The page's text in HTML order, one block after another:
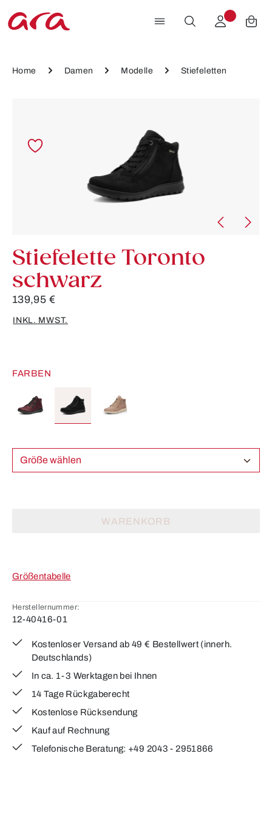
Zum Hauptinhalt springen
Home Damen Modelle Stiefeletten
Stiefelette Toronto
schwarz
139,95 €
INKL. MWST.
FARBEN
Größe wählen
WARENKORB
Größentabelle
Herstellernummer:
12-40416-01
Kostenloser Versand ab 49 € Bestellwert (innerh.
Deutschlands)
In ca. 1-3 Werktagen bei Ihnen
14 Tage Rückgaberecht
Kostenlose Rücksendung
Kauf auf Rechnung
Telefonische Beratung: +49 2043 - 2951866